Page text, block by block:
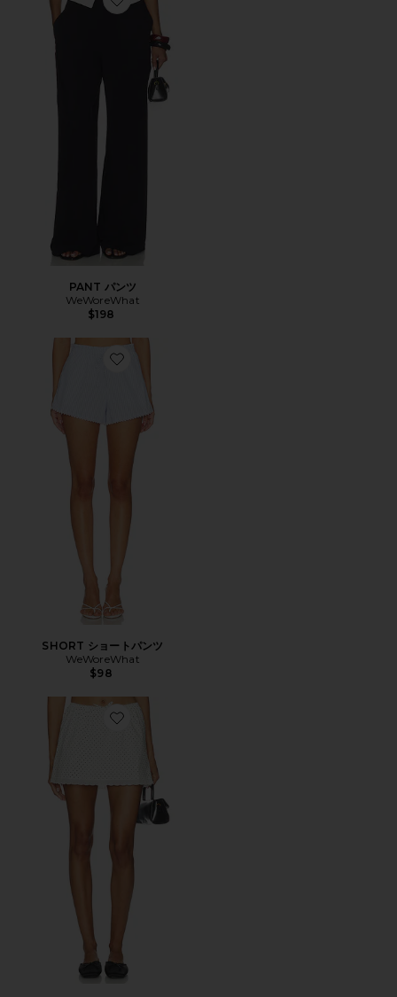
Favorite PANT パンツ
PANT パンツ
WeWoreWhat
$198
Favorite SHORT ショートパンツ
SHORT ショートパンツ
WeWoreWhat
$98
Favorite SKIRT スカート